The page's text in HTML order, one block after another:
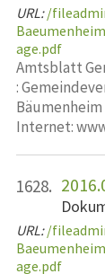
URL: /
age.pdf
Amtsblatt
:
Bäumenheim
Internet:
1628.
URL: /
age.pdf